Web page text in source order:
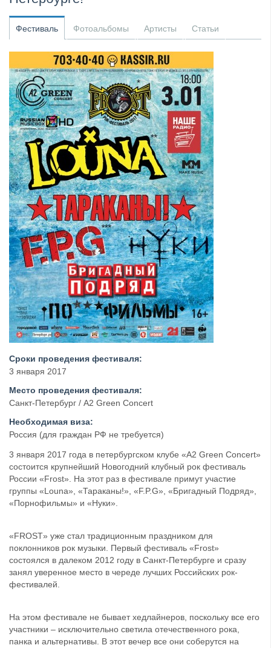
​Anthrax выпустили новый сингл и клип «Everybod...
Фестиваль Фотоальбомы Артисты Статьи
Сроки проведения фестиваля:
3 января 2017
Место проведения фестиваля:
Санкт-Петербург / A2 Green Concert
Необходимая виза:
Россия (для граждан РФ не требуется)
3 января 2017 года в петербургском клубе «А2 Green Concert»
состоится крупнейший Новогодний клубный рок фестиваль
России «Frost». На этот раз в фестивале примут участие
группы «Louna», «Тараканы!», «F.P.G», «Бригадный Подряд»,
«Порнофильмы» и «Нуки».
«FROST» уже стал традиционным праздником для
поклонников рок музыки. Первый фестиваль «Frost»
состоялся в далеком 2012 году в Санкт-Петербурге и сразу
занял уверенное место в череде лучших Российских рок-
фестивалей.
На этом фестивале не бывает хедлайнеров, поскольку все его
участники – исключительно светила отечественного рока,
панка и альтернативы. В этот вечер все они соберутся на